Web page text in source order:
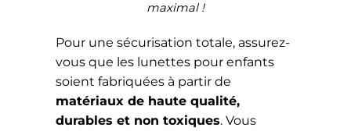
maximal !
Pour une sécurisation totale, assurez-
vous que les lunettes pour enfants
soient fabriquées à partir de
matériaux de haute qualité,
durables et non toxiques. Vous